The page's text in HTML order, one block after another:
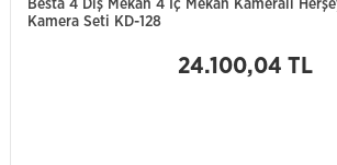
Besta 4 Dış Mekan 4 İç Mekan Kameralı
Kamera Seti KD-128
24.100,04 TL